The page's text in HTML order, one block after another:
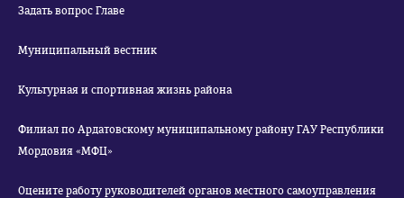
Задать вопрос Главе
Муниципальный вестник
Культурная и спортивная жизнь района
Филиал по Ардатовскому муниципальному району ГАУ Республики
Мордовия «МФЦ»
Оцените работу руководителей органов местного самоуправления